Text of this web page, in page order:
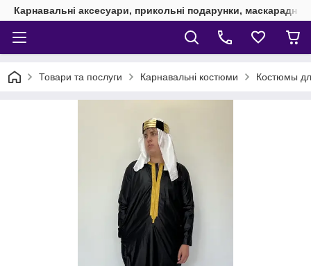
Карнавальні аксесуари, прикольні подарунки, маскарадні
Товари та послуги Карнавальні костюми Костюмы